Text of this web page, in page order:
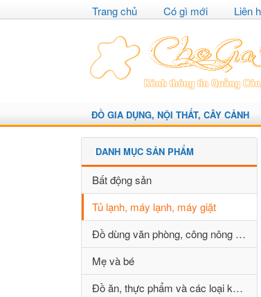
Trang chủ Có gì mới Liên
ĐỒ GIA DỤNG, NỘI THẤT, CÂY CẢNH
DANH MỤC SẢN PHẨM
Bất động sản
Tủ lạnh, máy lạnh, máy giặt
Đồ dùng văn phòng, công nông nghiệp
Mẹ và bé
Đồ ăn, thực phẩm và các loại khác